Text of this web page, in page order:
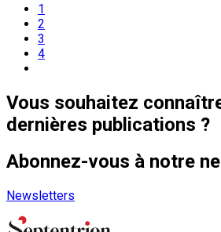
1
2
3
4
Vous souhaitez
dernières publications ?
Abonnez-vous à notre
Newsletters